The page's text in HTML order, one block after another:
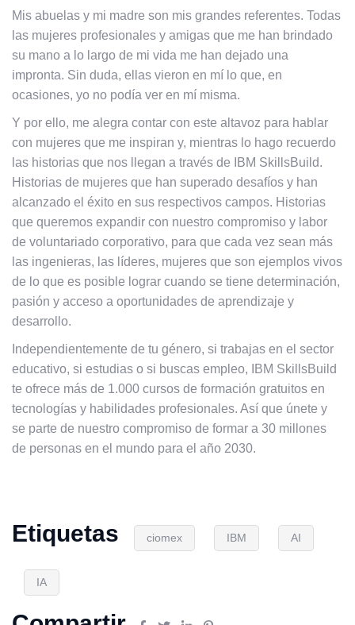
Mis abuelas y mi madre son mis grandes referentes. Todas
las mujeres profesionales y amigas que me han brindado
su mano a lo largo de mi vida me han dejado una
impronta. Sin duda, ellas vieron en mí lo que, en
ocasiones, yo no podía ver en mí misma.
Y por ello, me alegra contar con este altavoz para hablar
con mujeres que me inspiran y, mientras lo hago recuerdo
las historias que nos llegan a través de
IBM SkillsBuild.
Historias de mujeres que han superado desafíos y han
alcanzado el éxito en sus respectivos campos. Historias
que queremos expandir con nuestro compromiso y labor
de voluntariado corporativo, para que cada vez sean más
las ingenieras, las líderes, mujeres que son ejemplos vivos
de lo que es posible lograr cuando se tiene determinación,
pasión y acceso a oportunidades de aprendizaje y
desarrollo.
Independientemente de tu género, si trabajas en el sector
educativo, si estudias o si buscas empleo, IBM SkillsBuild
te ofrece más de 1.000 cursos de formación gratuitos en
tecnologías y habilidades profesionales. Así que únete y
se parte de nuestro compromiso de formar a 30 millones
de personas en el mundo para el año 2030.
Etiquetas ciomex IBM AI
IA